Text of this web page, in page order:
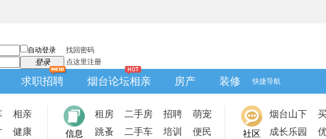
自动登录
找回密码
登录 点这里注册
求职招聘 烟台论坛相亲 房产 装修 快捷导航
相亲
健康 信息
租房 二手房 招聘
萌宠
跳蚤
二手车 培训 便民 社区
烟台山下
成长乐园